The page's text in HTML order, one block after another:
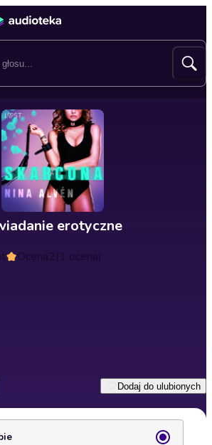
erotyczne
Ocena2(1 ocena)
Dodaj do ulubionych